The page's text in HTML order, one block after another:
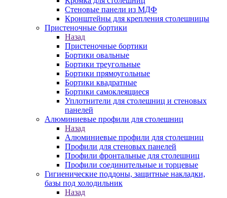
Стеновые панели из МДФ
Кронштейны для крепления столешницы
Пристеночные бортики
Назад
Пристеночные бортики
Бортики овальные
Бортики треугольные
Бортики прямоугольные
Бортики квадратные
Бортики самоклеящиеся
Уплотнители для столешниц и стеновых
панелей
Алюминиевые профили для столешниц
Назад
Алюминиевые профили для столешниц
Профили для стеновых панелей
Профили фронтальные для столешниц
Профили соединительные и торцевые
Гигиенические поддоны, защитные накладки,
базы под холодильник
Назад